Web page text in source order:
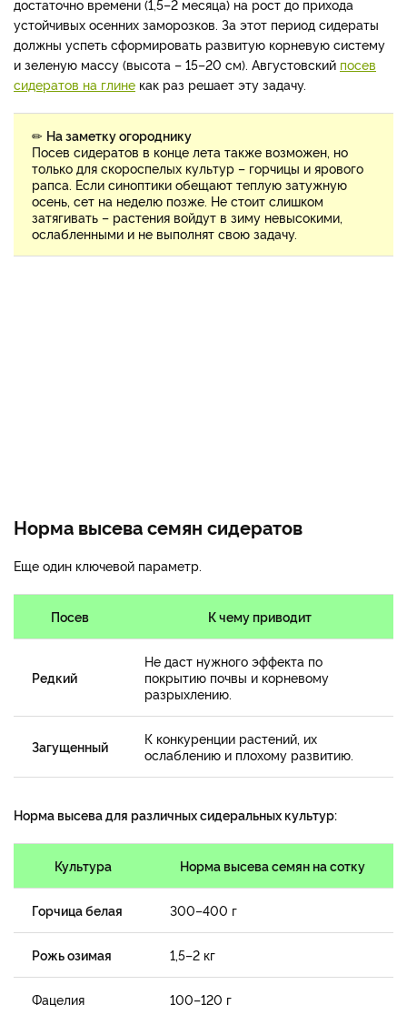
достаточно времени (1,5–2 месяца) на рост до прихода
устойчивых осенних заморозков. За этот период сидераты
должны успеть сформировать развитую корневую систему
и зеленую массу (высота – 15–20 см). Августовский посев
сидератов на глине как раз решает эту задачу.
✏ На заметку огороднику
Посев сидератов в конце лета также возможен, но
только для скороспелых культур – горчицы и ярового
рапса. Если синоптики обещают теплую затужную
осень, сет на неделю позже. Не стоит слишком
затягивать – растения войдут в зиму невысокими,
ослабленными и не выполнят свою задачу.
Норма высева семян сидератов
Еще один ключевой параметр.
Посев К чему приводит
Редкий
Не даст нужного эффекта по
покрытию почвы и корневому
разрыхлению.
Загущенный
К конкуренции растений, их
ослаблению и плохому развитию.
Норма высева для различных сидеральных культур:
Культура Норма высева семян на сотку
Горчица белая 300–400 г
Рожь озимая 1,5–2 кг
Фацелия 100–120 г